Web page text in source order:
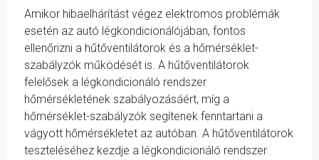
Amikor hibaelhárítást végez elektromos problémák
esetén az autó légkondicionálójában, fontos
ellenőrizni a hűtőventilátorok és a hőmérséklet-
szabályzók működését is. A hűtőventilátorok
felelősek a légkondicionáló rendszer
hőmérsékletének szabályozásáért, míg a
hőmérséklet-szabályzók segítenek fenntartani a
vágyott hőmérsékletet az autóban. A hűtőventilátorok
teszteléséhez kezdje a légkondicionáló rendszer